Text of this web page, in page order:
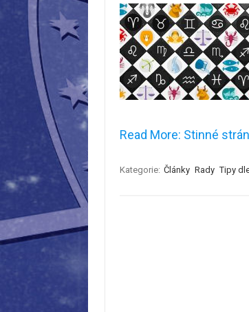
Read More: Stinné
Kategorie: Články Rady Tipy